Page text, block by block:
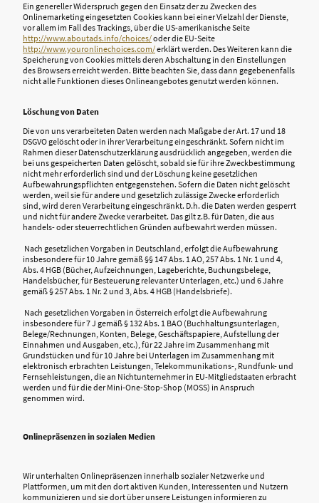
Ein genereller Widerspruch gegen den Einsatz der zu Zwecken des
Onlinemarketing eingesetzten Cookies kann bei einer Vielzahl der Dienste,
vor allem im Fall des Trackings, über die US-amerikanische Seite
http://www.aboutads.info/choices/oder die EU-Seite
http://www.youronlinechoices.com/erklärt werden. Des Weiteren kann die
Speicherung von Cookies mittels deren Abschaltung in den Einstellungen
des Browsers erreicht werden. Bitte beachten Sie, dass dann gegebenenfalls
nicht alle Funktionen dieses Onlineangebotes genutzt werden können.
Löschung von Daten
Die von uns verarbeiteten Daten werden nach Maßgabe der Art. 17 und 18
DSGVO gelöscht oder in ihrer Verarbeitung eingeschränkt. Sofern nicht im
Rahmen dieser Datenschutzerklärung ausdrücklich angegeben, werden die
bei uns gespeicherten Daten gelöscht, sobald sie für ihre Zweckbestimmung
nicht mehr erforderlich sind und der Löschung keine gesetzlichen
Aufbewahrungspflichten entgegenstehen. Sofern die Daten nicht gelöscht
werden, weil sie für andere und gesetzlich zulässige Zwecke erforderlich
sind, wird deren Verarbeitung eingeschränkt. D.h. die Daten werden gesperrt
und nicht für andere Zwecke verarbeitet. Das gilt z.B. für Daten, die aus
handels- oder steuerrechtlichen Gründen aufbewahrt werden müssen.
Nach gesetzlichen Vorgaben in Deutschland, erfolgt die Aufbewahrung
insbesondere für 10 Jahre gemäß §§ 147 Abs. 1 AO, 257 Abs. 1 Nr. 1 und 4,
Abs. 4 HGB (Bücher, Aufzeichnungen, Lageberichte, Buchungsbelege,
Handelsbücher, für Besteuerung relevanter Unterlagen, etc.) und 6 Jahre
gemäß § 257 Abs. 1 Nr. 2 und 3, Abs. 4 HGB (Handelsbriefe).
Nach gesetzlichen Vorgaben in Österreich erfolgt die Aufbewahrung
insbesondere für 7 J gemäß § 132 Abs. 1 BAO (Buchhaltungsunterlagen,
Belege/Rechnungen, Konten, Belege, Geschäftspapiere, Aufstellung der
Einnahmen und Ausgaben, etc.), für 22 Jahre im Zusammenhang mit
Grundstücken und für 10 Jahre bei Unterlagen im Zusammenhang mit
elektronisch erbrachten Leistungen, Telekommunikations-, Rundfunk- und
Fernsehleistungen, die an Nichtunternehmer in EU-Mitgliedstaaten erbracht
werden und für die der Mini-One-Stop-Shop (MOSS) in Anspruch
genommen wird.
Onlinepräsenzen in sozialen Medien
Wir unterhalten Onlinepräsenzen innerhalb sozialer Netzwerke und
Plattformen, um mit den dort aktiven Kunden, Interessenten und Nutzern
kommunizieren und sie dort über unsere Leistungen informieren zu